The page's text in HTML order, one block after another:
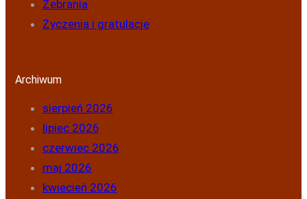
Zebrania
Życzenia i gratulacje
Archiwum
sierpień 2026
lipiec 2026
czerwiec 2026
maj 2026
kwiecień 2026